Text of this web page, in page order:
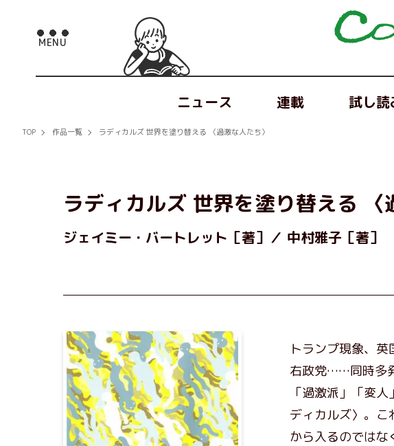
ニュース 連載 試し読
TOP 作品一覧 ラディカルズ 世界を塗り替える 〈過激な人たち〉
ラディカルズ 世界を塗り替える 〈
ジェイミー・バートレット［著］ 中村雅子［著］
トランプ現象、
右政党……同時多
「過激派」「変
ディカルズ〉。こ
から入るのでは